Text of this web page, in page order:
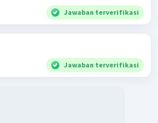
Jawaban terverifikasi
Jawaban terverifikasi